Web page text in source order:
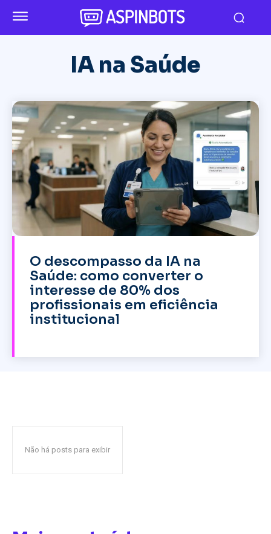
IA na Saúde
O descompasso da IA na
Saúde: como converter o
interesse de 80% dos
profissionais em eficiência
institucional
Não há posts para exibir